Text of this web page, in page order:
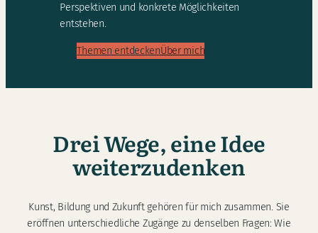
Perspektiven und konkrete Möglichkeiten
entstehen.
Themen entdeckenÜber mich
Drei Wege, eine Idee
weiterzudenken
Kunst, Bildung und Zukunft gehören für mich zusammen. Sie
eröffnen unterschiedliche Zugänge zu denselben Fragen: Wie